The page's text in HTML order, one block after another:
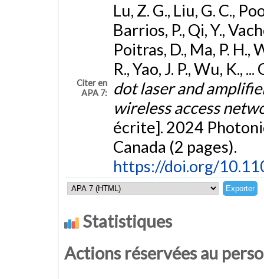
Citer en
APA 7:
Lu, Z. G., Liu, G. C.,
Barrios, P., Qi, Y.,
Poitras, D., Ma, P. H.,
R., Yao, J. P., Wu, K.,
dot laser and
wireless access
écrite]. 2024
Canada (2 pages).
https://doi.org/
Statistiques
Actions réservées au